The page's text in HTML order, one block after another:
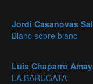
Jordi Casanovas
Blanc sobre blanc
Luis Chaparro
LA BARUGATA